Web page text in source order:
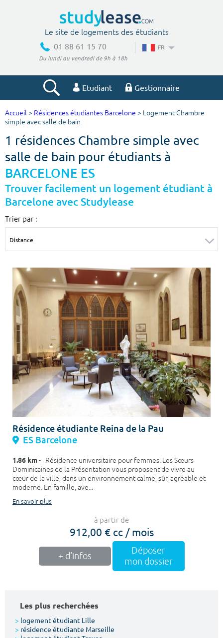
Le site de logements des étudiants
01 88 61 15 70
Du lundi au vendredi de 9h à 18h
FR
Etudiant Gestionnaire
Votre recherche
Ville, école
Budget min
€
Budget max
m² m²
Type de location
Colocation
Votre date d'entrée
Chercher
Accueil > Résidences étudiantes Barcelone > Logement Chambre
simple avec salle de bain
1 résidences Chambre simple avec
salle de bain pour étudiants à
BARCELONE ES
Trouver facilement un logement étudiant à
Barcelone avec Studylease
Trier par :
Résidence étudiante Reina de la Pau
ES Barcelone
1.86 km- Résidence universitaire pour femmes. Les Sœurs
Dominicaines de la Présentation vous proposent de vivre au
cœur de la ville, dans un environnement calme, sûr, agréable et
moderne. En famille, ave...
En savoir plus
à partir de
912,00 € cc / mois
+ d'infos
Déposer
mon dossier
Les plus recherchées
> logement étudiant Lille
> résidence étudiante Marseille